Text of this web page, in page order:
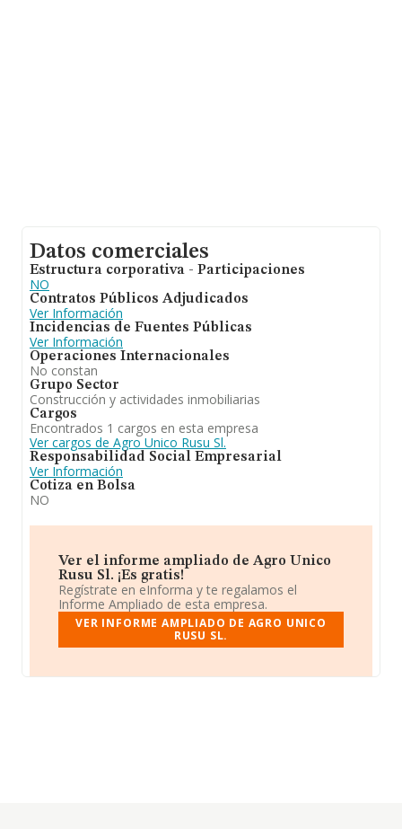
Datos comerciales
Estructura corporativa - Participaciones
NO
Contratos Públicos Adjudicados
Ver Información
Incidencias de Fuentes Públicas
Ver Información
Operaciones Internacionales
No constan
Grupo Sector
Construcción y actividades inmobiliarias
Cargos
Encontrados 1 cargos en esta empresa
Ver cargos de Agro Unico Rusu Sl.
Responsabilidad Social Empresarial
Ver Información
Cotiza en Bolsa
NO
Ver el informe ampliado de Agro Unico
Rusu Sl. ¡Es gratis!
Regístrate en eInforma y te regalamos el
Informe Ampliado de esta empresa.
VER INFORME AMPLIADO DE AGRO UNICO
RUSU SL.